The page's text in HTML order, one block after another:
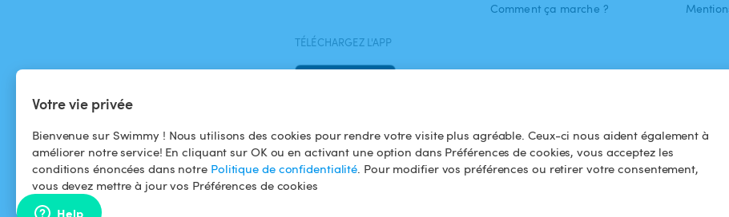
Votre vie privée
Bienvenue sur Swimmy ! Nous utilisons des cookies pour rendre votre visite plus agréable. Ceux-ci nous aident également à
améliorer notre service! En cliquant sur OK ou en activant une option dans Préférences de cookies, vous acceptez les
conditions énoncées dans notre Politique de confidentialité. Pour modifier vos préférences ou retirer votre consentement,
vous devez mettre à jour vos Préférences de cookies
Comment ça marche ?
TÉLÉCHARGEZ L'APP